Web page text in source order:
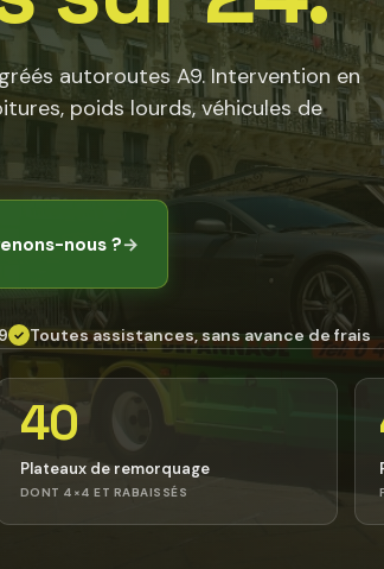
autoroutes A9. Intervention en
poids lourds, véhicules de
nous ?→
✓ Toutes assistances, sans avance de frais
40
Plateaux de remorquage
DONT 4×4 ET RABAISSÉS